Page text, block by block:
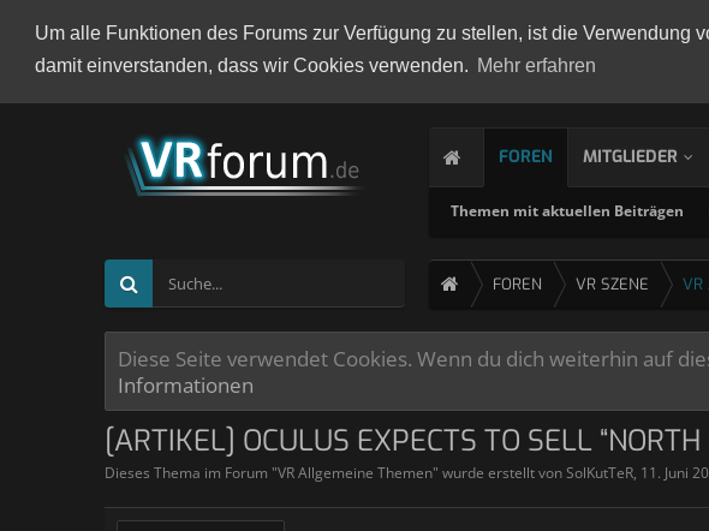
Um alle Funktionen des Forums zur Verfügung zu stellen, ist die
damit einverstanden, dass wir Cookies verwenden. Mehr erfahren
FOREN
Themen mit aktuellen Beiträgen
MITGLIEDER
FOREN VR SZENE VR
Diese Seite verwendet Cookies. Wenn du dich weiterhin auf
Informationen
[ARTIKEL] OCULUS EXPECTS TO SELL
Dieses Thema im Forum "VR Allgemeine Themen" wurde erstellt vonSolKutTeR, 11. Juni